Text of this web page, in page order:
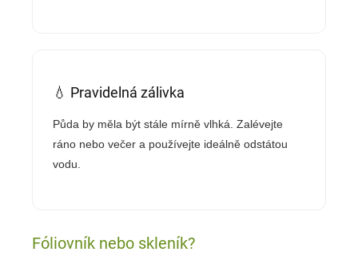
💧 Pravidelná zálivka
Půda by měla být stále mírně vlhká. Zalévejte
ráno nebo večer a používejte ideálně odstátou
vodu.
Fóliovník nebo skleník?